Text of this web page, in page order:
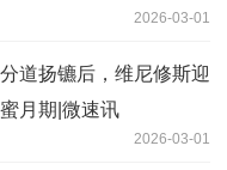
2026-03-01
道扬镳后，维尼修斯迎
月期|微速讯
2026-03-01